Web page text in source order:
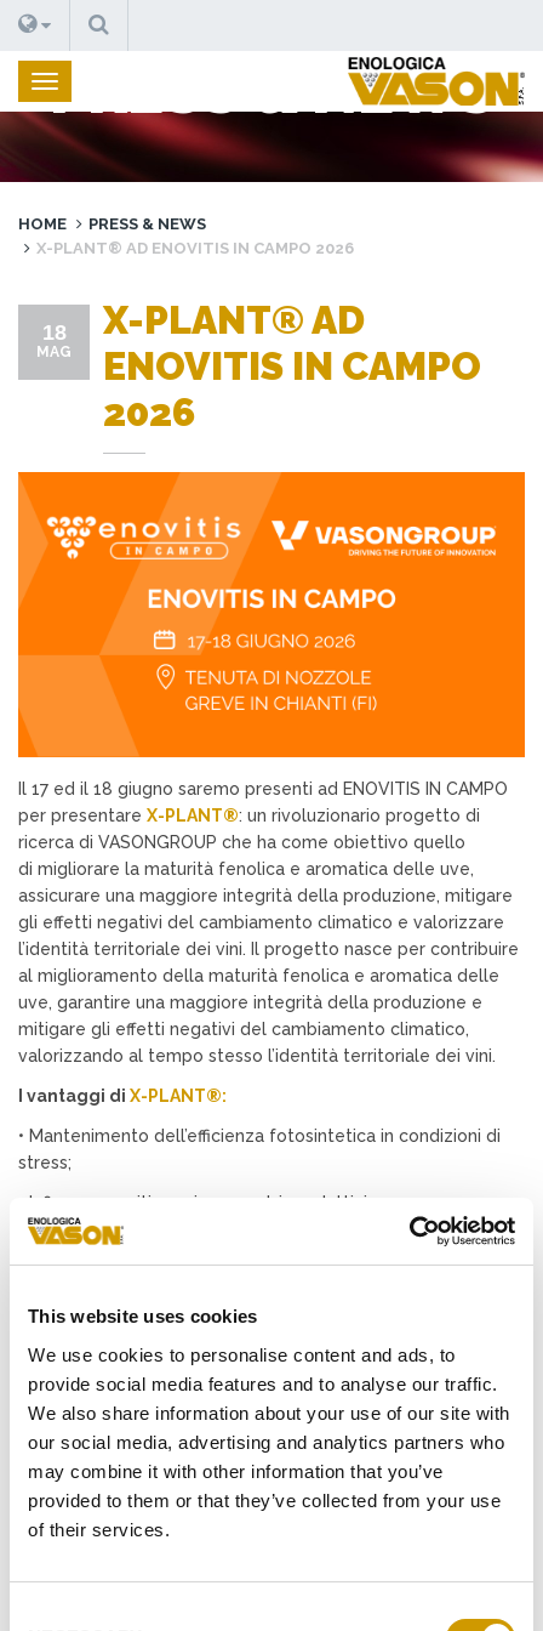
This website uses cookies
We use cookies to personalise content and ads, to
provide social media features and to analyse our traffic.
We also share information about your use of our site with
our social media, advertising and analytics partners who
may combine it with other information that you’ve
provided to them or that they’ve collected from your use
of their services.
CERCA
PRESS & NEWS
HOME
PRESS & NEWS
X-PLANT® AD ENOVITIS IN CAMPO 2026
18
MAG
X-PLANT® AD
ENOVITIS IN CAMPO
2026
Il 17 ed il 18 giugno saremo presenti ad ENOVITIS IN CAMPO
per presentare X-PLANT®: un rivoluzionario progetto di
ricerca di VASONGROUP che ha come obiettivo quello
di migliorare la maturità fenolica e aromatica delle uve,
assicurare una maggiore integrità della produzione, mitigare
gli effetti negativi del cambiamento climatico e valorizzare
l’identità territoriale dei vini. Il progetto nasce per contribuire
al miglioramento della maturità fenolica e aromatica delle
uve, garantire una maggiore integrità della produzione e
mitigare gli effetti negativi del cambiamento climatico,
valorizzando al tempo stesso l’identità territoriale dei vini.
I vantaggi di X-PLANT®:
• Mantenimento dell’efficienza fotosintetica in condizioni di
stress;
• Influenza positiva sui parametri produttivi;
• Accumulo precursori aromatici varietali;
antociani e polifenoli totali; migliorando intensità colorante,
fenolica;
•Miglioramento integrità strutturale delle uve.
Enovitis in Campo rappresenta un’importante occasione di
incontro e confronto con professionisti, tecnici e operatori
del settore vitivinicolo, ai quali il team VASONGROUP
presenterà le potenzialità e i risultati del progetto X-